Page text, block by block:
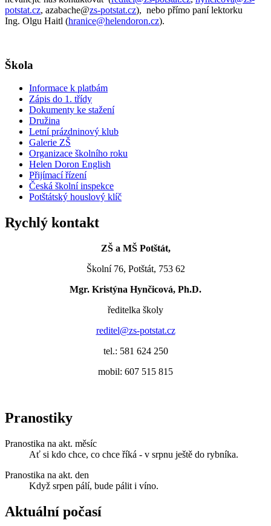
potstat.cz, azabache@zs-potstat.cz), nebo přímo paní lektorku
Ing. Olgu Haitl (hranice@helendoron.cz).
Škola
Informace k platbám
Zápis do 1. třídy
Dokumenty ke stažení
Družina
Letní prázdninový klub
Galerie ZŠ
Organizace školního roku
Helen Doron English
Přijímací řízení
Česká školní inspekce
Potštátský houslový klíč
Rychlý kontakt
ZŠ a MŠ Potštát,
Školní 76, Potštát, 753 62
Mgr. Kristýna Hynčicová, Ph.D.
ředitelka školy
reditel@zs-potstat.cz
tel.: 581 624 250
mobil: 607 515 815
Pranostiky
Pranostika na akt. měsíc
Ať si kdo chce, co chce říká - v srpnu ještě do rybníka.
Pranostika na akt. den
Když srpen pálí, bude pálit i víno.
Aktuální počasí